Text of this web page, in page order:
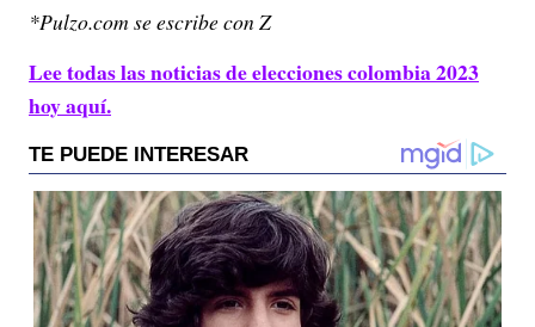
*Pulzo.com se escribe con Z
Lee todas las noticias de elecciones colombia 2023
hoy aquí.